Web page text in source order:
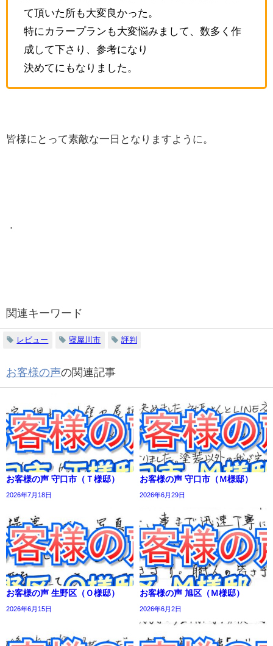
て頂いた所も大変良かった。
特にカラープランも大変悩みまして、数多く作
成して下さり、参考になり
決めてにもなりました。
皆様にとって素敵な一日となりますように。
関連キーワード
レビュー 寝屋川市 評判
お客様の声の関連記事
お客様の声 守口市（Ｔ様邸）
2026年7月18日
お客様の声 守口市（Ｍ様邸）
2026年6月29日
お客様の声 生野区（Ｏ様邸）
2026年6月15日
お客様の声 旭区（Ｍ様邸）
2026年6月2日